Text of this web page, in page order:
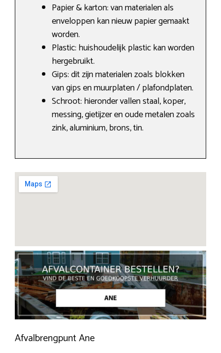
Papier & karton: van materialen als
enveloppen kan nieuw papier gemaakt
worden.
Plastic: huishoudelijk plastic kan worden
hergebruikt.
Gips: dit zijn materialen zoals blokken
van gips en muurplaten / plafondplaten.
Schroot: hieronder vallen staal, koper,
messing, gietijzer en oude metalen zoals
zink, aluminium, brons, tin.
Afvalbrengpunt Ane